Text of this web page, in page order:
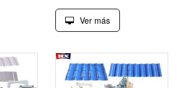
Ver más